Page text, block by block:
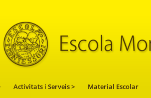
Activitats i Serveis > Material Escolar